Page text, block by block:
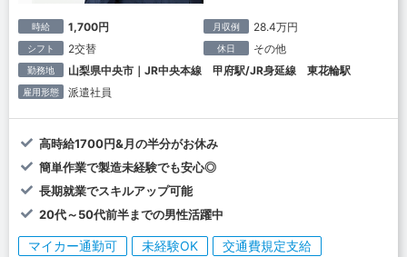
時給 1,700円 月収例 28.4万円
シフト 2交替 休日 その他
勤務地 山梨県中央市｜JR中央本線 甲府駅/JR身延線 東花輪駅
雇用形態 派遣社員
高時給1700円&月の半分がお休み
簡単作業で製造未経験でも安心◎
長期就業でスキルアップ可能
20代～50代前半までの男性活躍中
マイカー通勤可 未経験OK
交通費規定支給